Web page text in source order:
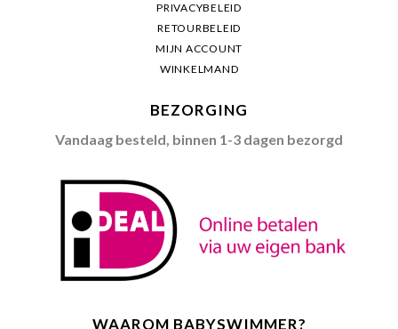
PRIVACYBELEID
RETOURBELEID
MIJN ACCOUNT
WINKELMAND
BEZORGING
Vandaag besteld, binnen 1-3 dagen bezorgd
WAAROM BABYSWIMMER?